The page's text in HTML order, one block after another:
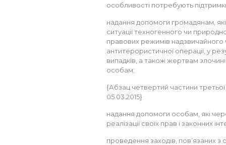
особливості потребують
надання допомоги громадянам,
ситуації техногенного чи
правових режимів
антитерористичної операції, у
випадків, а також жертвам
особам;
{Абзац четвертий частини третьої
05.03.2015}
надання допомоги особам, які
реалізації своїх прав і законних
проведення заходів, пов’язаних